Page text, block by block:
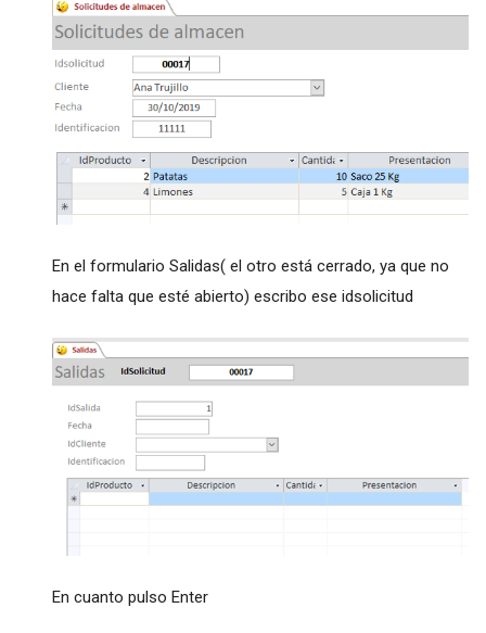
En el formulario Salidas( el otro está cerrado, ya que no
hace falta que esté abierto) escribo ese idsolicitud
En cuanto pulso Enter